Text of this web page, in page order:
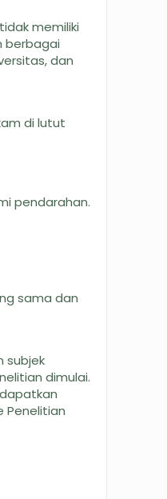
memiliki
berbagai
dan
di lutut
pendarahan.
sama dan
subjek
dimulai.
Penelitian